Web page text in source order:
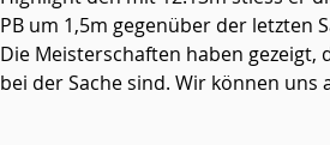
PB um 1,5m gegenüber der letzten
Die Meisterschaften haben
bei der Sache sind. Wir können